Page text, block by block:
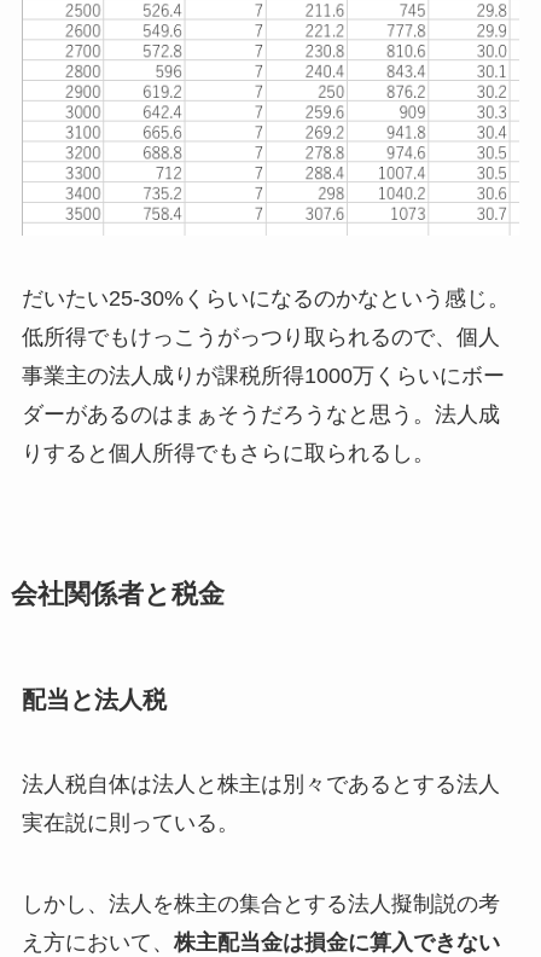
だいたい25-30%くらいになるのかなという感じ。
低所得でもけっこうがっつり取られるので、個人
事業主の法人成りが課税所得1000万くらいにボー
ダーがあるのはまぁそうだろうなと思う。法人成
りすると個人所得でもさらに取られるし。
会社関係者と税金
配当と法人税
法人税自体は法人と株主は別々であるとする法人
実在説に則っている。
しかし、法人を株主の集合とする法人擬制説の考
え方において、 株主配当金は損金に算入できない